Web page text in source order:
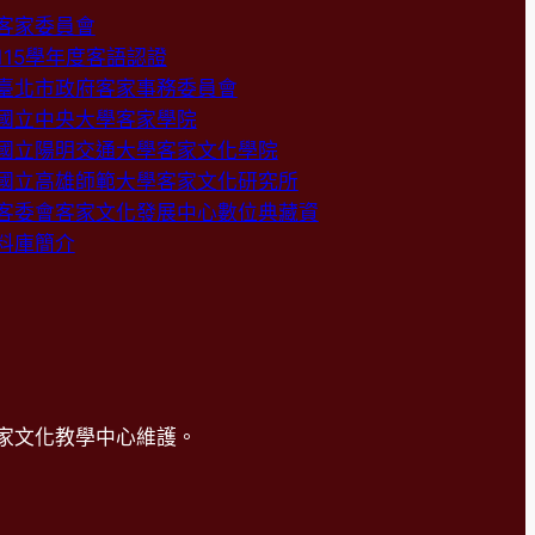
家委員會
學年度客語認證
北市政府客家事務委員會
立中央大學客家學院
立陽明交通大學客家文化學院
立高雄師範大學客家文化研究所
委會客家文化發展中心數位典藏資
庫簡介
化教學中心維護。